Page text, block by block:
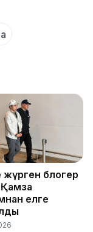
жүрген блогер
елге